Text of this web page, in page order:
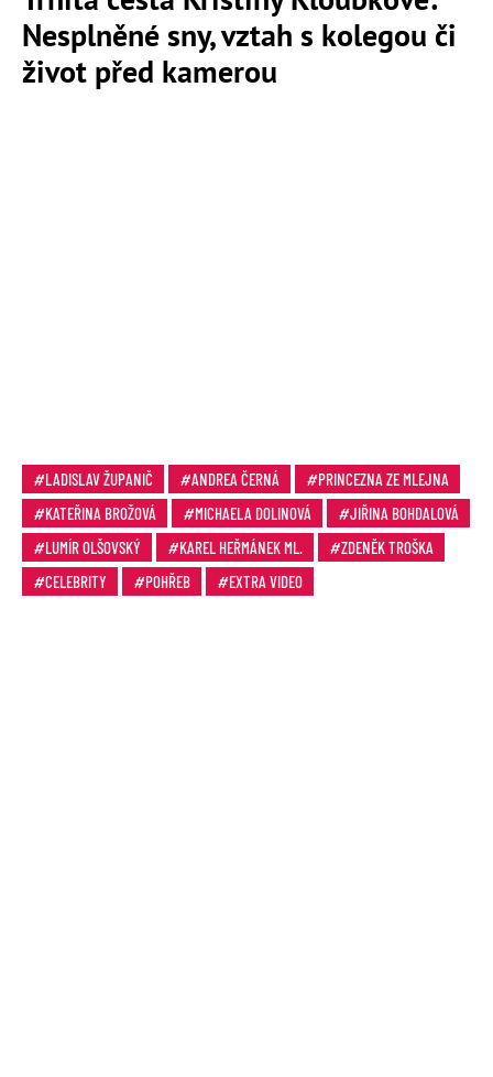
Nesplněné sny, vztah s kolegou či
život před kamerou
LADISLAV ŽUPANIČ ANDREA ČERNÁ
PRINCEZNA ZE MLEJNA
KATEŘINA BROŽOVÁ
MICHAELA DOLINOVÁ
JIŘINA BOHDALOVÁ
LUMÍR OLŠOVSKÝ
KAREL HEŘMÁNEK ML.
ZDENĚK TROŠKA
CELEBRITY
POHŘEB EXTRA VIDEO